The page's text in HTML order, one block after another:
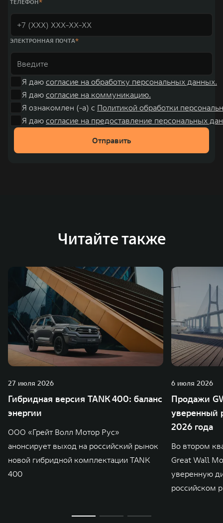
ТЕЛЕФОН
ЭЛЕКТРОННАЯ ПОЧТА
Я даю согласие на обработку персональных данных.
Я даю согласие на коммуникацию.
Я ознакомлен (-а) с Политикой обработки
Я даю согласие на предоставление персональных
Отправить
Читайте также
27 июля 2026
Гибридная версия TANK 400: баланс
энергии
ООО «Грейт Волл Мотор Рус»
анонсирует выход на российский рынок
новой гибридной комплектации TANK
400
6 июля 2026
Продажи
уверенный
2026 года
Во втором
Great Wall
уверенную
российском